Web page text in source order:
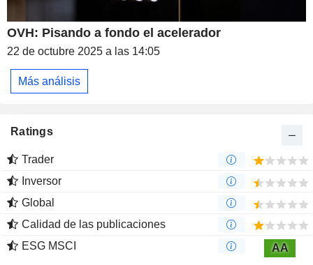
OVH: Pisando a fondo el acelerador
22 de octubre 2025 a las 14:05
Más análisis
Ratings
Trader
Inversor
Global
Calidad de las publicaciones
ESG MSCI
AA